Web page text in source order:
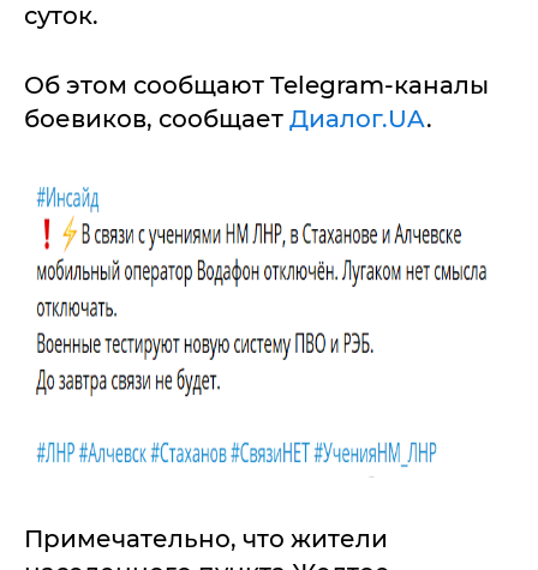
суток.
Об этом сообщают Telegram-каналы
боевиков, сообщает Диалог.UA.
Примечательно, что жители